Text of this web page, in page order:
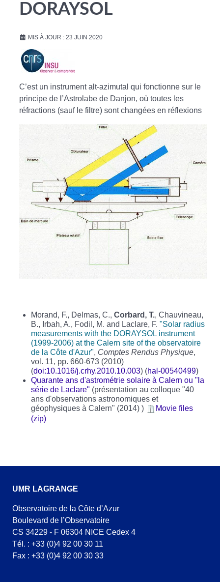
DORAYSOL
MIS À JOUR : 23 JUIN 2020
C’est un instrument alt-azimutal qui fonctionne sur le
principe de l’Astrolabe de Danjon, où toutes les
réfractions (sauf le filtre) sont changées en réflexions
Morand, F., Delmas, C., Corbard, T., Chauvineau,
B., Irbah, A., Fodil, M. and Laclare, F. "Solar radius
measurements with the DORAYSOL instrument
(1999-2006) at the Calern site of the observatoire
de la Côte d'Azur", Comptes Rendus Physique,
vol. 11, pp. 660-673 (2010)
(doi:10.1016/j.crhy.2010.10.003) (hal-00540499)
Quarante ans d'astrométrie solaire à Calern ou "la
série de Laclare" (présentation au colloque "40
ans d'observations astronomiques et
géophysiques à Calern" (2014) )
Movie files
(zip)
UMR LAGRANGE
Observatoire de la Côte d’Azur
Boulevard de l’Observatoire
CS 34229 - F 06304 NICE Cedex 4
Tél. : +33 (0)4 92 00 30 11
Fax : +33 (0)4 92 00 30 33